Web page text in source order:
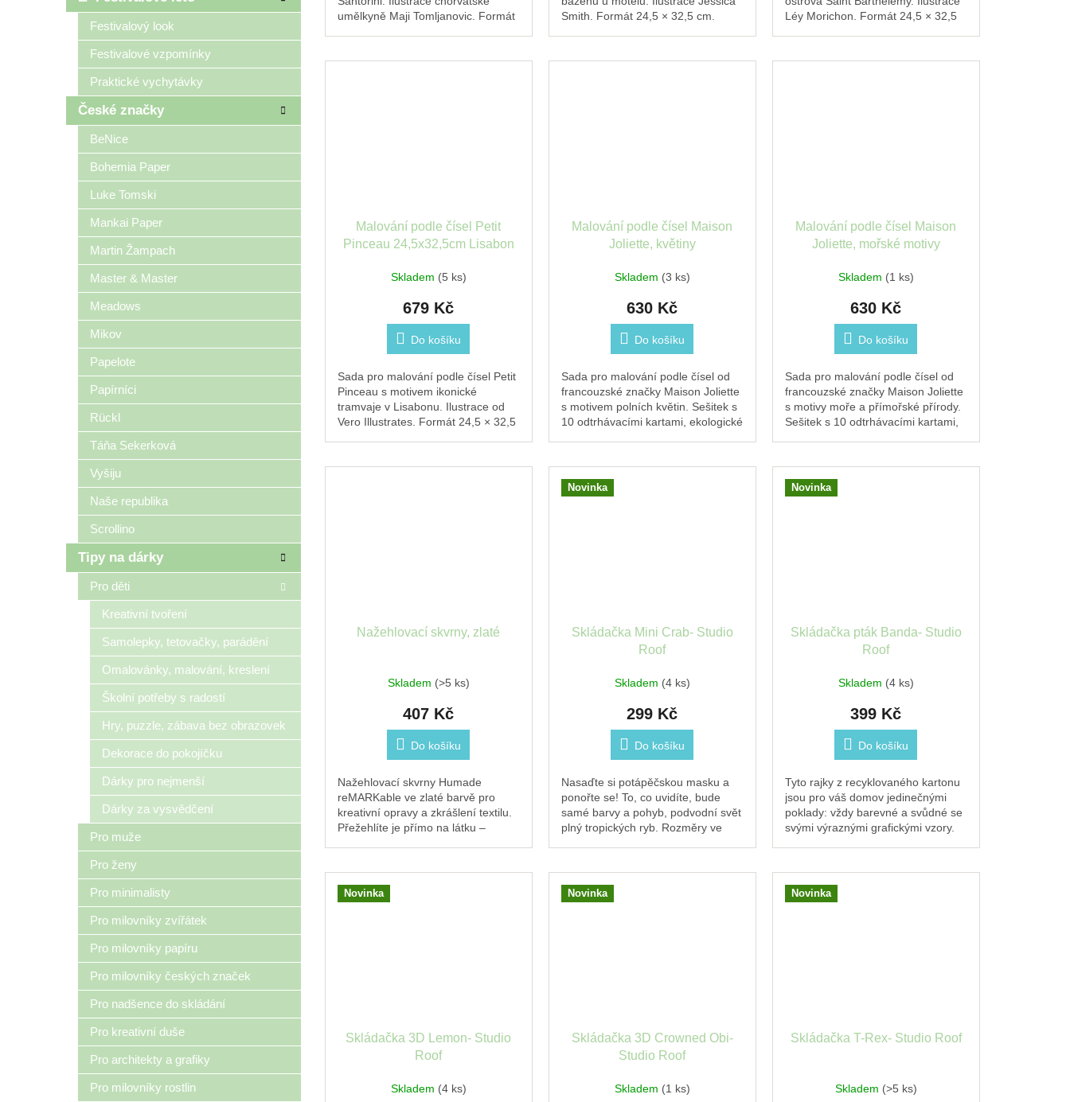
Festivalový look
Festivalové vzpomínky
Praktické vychytávky
České značky
BeNice
Bohemia Paper
Luke Tomski
Mankai Paper
Martin Žampach
Master & Master
Meadows
Mikov
Papelote
Papírníci
Rückl
Táňa Sekerková
Vyšiju
Naše republika
Scrollino
Tipy na dárky
Pro děti
Kreativní tvoření
Samolepky, tetovačky, parádění
Omalovánky, malování, kreslení
Školní potřeby s radostí
Hry, puzzle, zábava bez obrazovek
Dekorace do pokojíčku
Dárky pro nejmenší
Dárky za vysvědčení
Pro muže
Pro ženy
Pro minimalisty
Pro milovníky zvířátek
Pro milovníky papíru
Pro milovníky českých značek
Pro nadšence do skládání
Pro kreativní duše
Pro architekty a grafiky
Pro milovníky rostlin
umělkyně Maji Tomljanovic. Formát
Smith. Formát 24,5 × 32,5 cm.
Léy Morichon. Formát 24,5 × 32,5
Malování podle čísel Petit
Pinceau 24,5x32,5cm Lisabon
Skladem (5 ks)
679 Kč
Do košíku
Sada pro malování podle čísel Petit
Pinceau s motivem ikonické
tramvaje v Lisabonu. Ilustrace od
Vero Illustrates. Formát 24,5 × 32,5
Malování podle čísel Maison
Joliette, květiny
Skladem (3 ks)
630 Kč
Do košíku
Sada pro malování podle čísel od
francouzské značky Maison Joliette
s motivem polních květin. Sešitek s
10 odtrhávacími kartami, ekologické
Malování podle čísel Maison
Joliette, mořské motivy
Skladem (1 ks)
630 Kč
Do košíku
Sada pro malování podle čísel od
francouzské značky Maison Joliette
s motivy moře a přímořské přírody.
Sešitek s 10 odtrhávacími kartami,
Nažehlovací skvrny, zlaté
Skladem (>5 ks)
407 Kč
Do košíku
Nažehlovací skvrny Humade
reMARKable ve zlaté barvě pro
kreativní opravy a zkrášlení textilu.
Přežehlíte je přímo na látku –
Novinka
Skládačka Mini Crab- Studio
Roof
Skladem (4 ks)
299 Kč
Do košíku
Nasaďte si potápěčskou masku a
ponořte se! To, co uvidíte, bude
samé barvy a pohyb, podvodní svět
plný tropických ryb. Rozměry ve
Novinka
Skládačka pták Banda- Studio
Roof
Skladem (4 ks)
399 Kč
Do košíku
Tyto rajky z recyklovaného kartonu
jsou pro váš domov jedinečnými
poklady: vždy barevné a svůdné se
svými výraznými grafickými vzory.
Novinka
Skládačka 3D Lemon- Studio
Roof
Skladem (4 ks)
Novinka
Skládačka 3D Crowned Obi-
Studio Roof
Skladem (1 ks)
Novinka
Skládačka T-Rex- Studio Roof
Skladem (>5 ks)